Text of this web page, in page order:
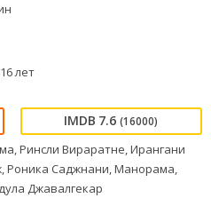
лет
7.6 (16000)
Ринсли Вираратне, Ирангани
Роника Саджнани, Манорама,
Джавалгекар